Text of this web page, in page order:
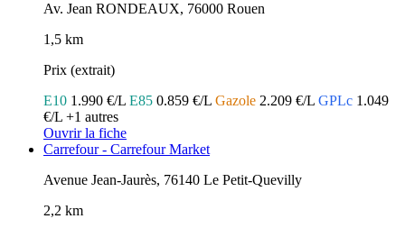
Av. Jean RONDEAUX, 76000 Rouen
1,5 km
Prix (extrait)
E10 1.990 €/L E85 0.859 €/L Gazole 2.209 €/L GPLc 1.049
€/L +1 autres
Ouvrir la fiche
Carrefour - Carrefour Market
Avenue Jean-Jaurès, 76140 Le Petit-Quevilly
2,2 km